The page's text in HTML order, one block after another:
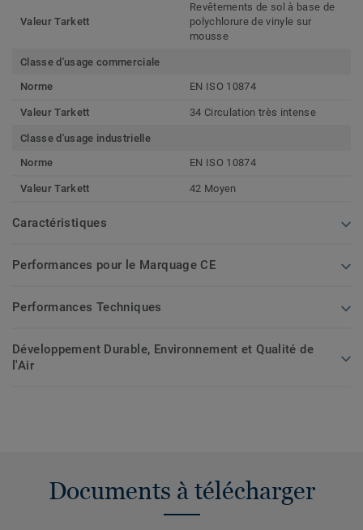
Valeur Tarkett
Revêtements de sol à base de
polychlorure de vinyle sur
mousse
Classe d'usage commerciale
Norme
EN ISO 10874
Valeur Tarkett 34 Circulation très intense
Classe d'usage industrielle
Norme
EN ISO 10874
Valeur Tarkett 42 Moyen
Caractéristiques
Performances pour le Marquage CE
Performances Techniques
Développement Durable, Environnement et Qualité de
l'Air
Documents à télécharger